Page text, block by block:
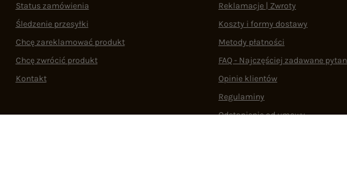
Status zamówienia
Śledzenie przesyłki
Chcę zareklamować produkt
Chcę zwrócić produkt
Kontakt
Reklamacje | Zwroty
Koszty i formy dostawy
Metody płatności
FAQ - Najczęściej zadawane
Opinie klientów
Regulaminy
Odstąpienie od umowy